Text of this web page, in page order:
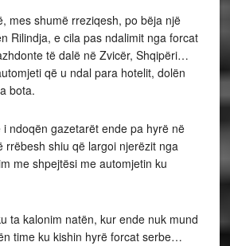
mes shumë rreziqesh, po bëja një
Rilindja, e cila pas ndalimit nga forcat
të dalë në Zvicër, Shqipëri…
që u ndal para hotelit, dolën
bota.
ndoqën gazetarët ende pa hyrë në
rrëbesh shiu që largoi njerëzit nga
me shpejtësi me automjetin ku
ta kalonim natën, kur ende nuk mund
time ku kishin hyrë forcat serbe…